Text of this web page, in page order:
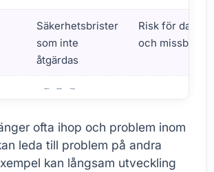
Säkerhetsbrister
som inte
åtgärdas
Risk för
och missbruk
ofta ihop och problem inom
leda till problem på andra
kan långsam utveckling